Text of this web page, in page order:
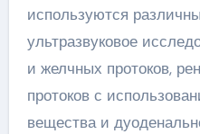
используются
ультразвуковое
и желчных протоков,
протоков с
вещества и